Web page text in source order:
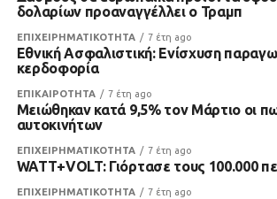
δολαρίων προαναγγέλλει ο Τραμπ
ΕΠΙΧΕΙΡΗΜΑΤΙΚΟΤΗΤΑ 7 έτη ago
Εθνική Ασφαλιστική: Ενίσχυση
κερδοφορία
ΕΠΙΚΑΙΡΟΤΗΤΑ 7 έτη ago
Μειώθηκαν κατά 9,5% τον Μάρτιο οι
αυτοκινήτων
ΕΠΙΧΕΙΡΗΜΑΤΙΚΟΤΗΤΑ 7 έτη ago
WATT+VOLT: Γιόρτασε τους 100.000
ΕΠΙΧΕΙΡΗΜΑΤΙΚΟΤΗΤΑ 7 έτη ago